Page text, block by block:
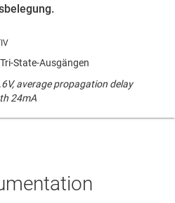
State-Ausgängen
average propagation delay
24mA